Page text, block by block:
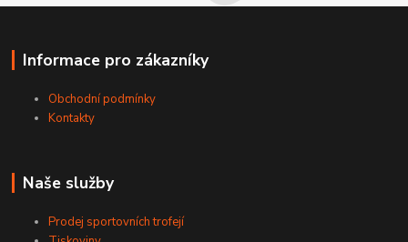
Informace pro zákazníky
Obchodní podmínky
Kontakty
Naše služby
Prodej sportovních trofejí